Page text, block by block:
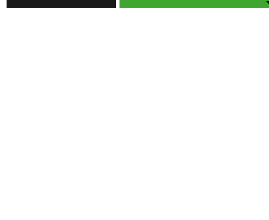
88% 16. All I Want For Christmas Is
Have Yourself A Merry Little